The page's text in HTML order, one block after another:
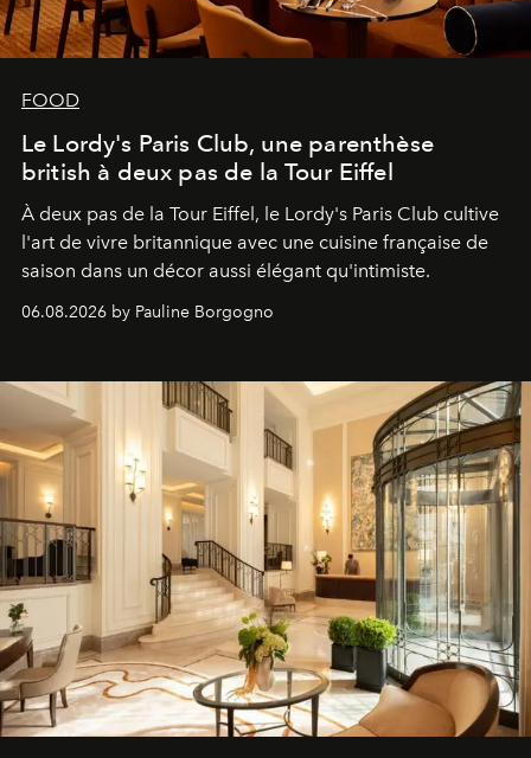
FOOD
Le Lordy's Paris Club, une parenthèse
british à deux pas de la Tour Eiffel
À deux pas de la Tour Eiffel, le Lordy's Paris Club cultive
l'art de vivre britannique avec une cuisine française de
saison dans un décor aussi élégant qu'intimiste.
06.08.2026 by Pauline Borgogno